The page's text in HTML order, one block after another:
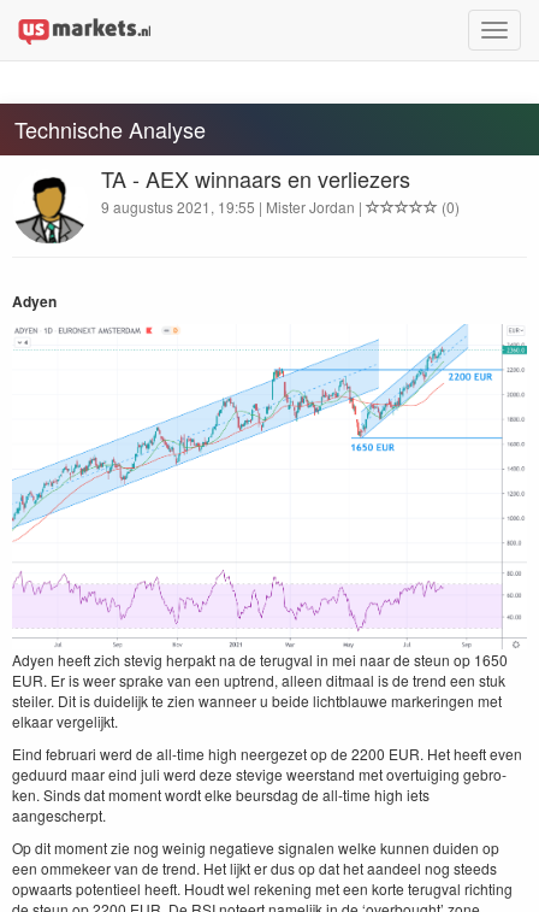
Toggle
Technische Analyse
TA - AEX winnaars en verliezers
9 augustus 2021, 19:55 | Mister Jordan | (0)
Adyen
Adyen heeft zich ste­vig her­pakt na de terug­val in mei naar de ste­un op 1650
EUR. Er is weer sprake van een uptrend, alleen dit­maal is de trend een stuk
steil­er. Dit is duidelijk te zien wan­neer u bei­de licht­blauwe mark­erin­gen met
elka­ar vergelijkt.
Eind feb­ru­ari werd de all-time high neergezet op de 2200 EUR. Het heeft even
gedu­urd maar eind juli werd deze ste­vige weer­stand met over­tuig­ing gebro­
ken. Sinds dat moment wordt elke beurs­dag de all-time high iets
aangescherpt.
Op dit moment zie nog weinig negatieve sig­nalen welke kun­nen duiden op
een omme­keer van de trend. Het lijkt er dus op dat het aan­deel nog steeds
opwaarts poten­tieel heeft. Houdt wel reken­ing met een korte terug­val richt­ing